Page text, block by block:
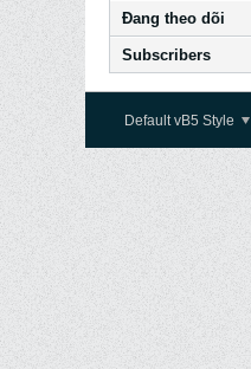
Ðang theo dõi
Subscribers
Default vB5 Style